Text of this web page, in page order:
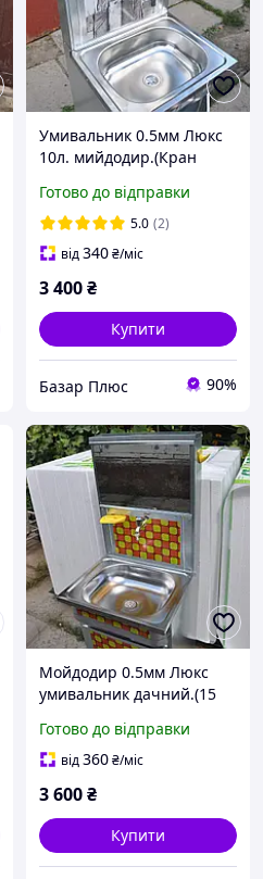
Умивальник 0.5мм Люкс
10л. мийдодир.(Кран
Готово до відправки
5.0 (2)
від340₴/міс
3 400₴
Купити
Базар Плюс 90%
Мойдодир 0.5мм Люкс
умивальник дачний.(15
Готово до відправки
від360₴/міс
3 600₴
Купити